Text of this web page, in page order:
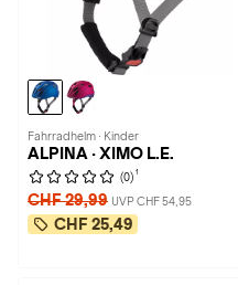
Fahrradhelm · Kinder
ALPINA · XIMO L.E.
(0) 1
CHF 29,99 UVP CHF 54,95
CHF 25,49